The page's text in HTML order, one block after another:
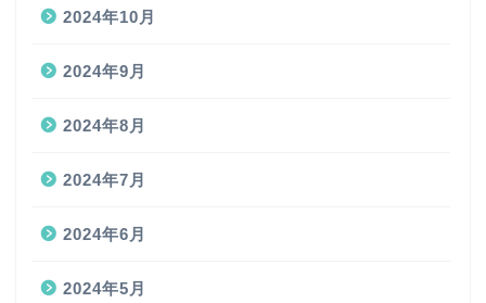
2024年10月
2024年9月
2024年8月
2024年7月
2024年6月
2024年5月